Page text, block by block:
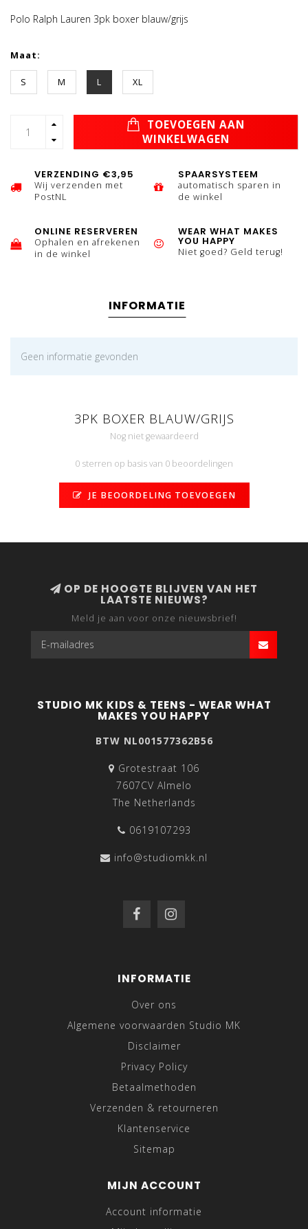
Polo Ralph Lauren 3pk boxer blauw/grijs
Maat:
S M L XL
TOEVOEGEN AAN
WINKELWAGEN
VERZENDING €3,95
Wij verzenden met
PostNL
SPAARSYSTEEM
automatisch sparen in
de winkel
ONLINE RESERVEREN
Ophalen en afrekenen
in de winkel
WEAR WHAT MAKES
YOU HAPPY
Niet goed? Geld terug!
INFORMATIE
Geen informatie gevonden
3PK BOXER BLAUW/GRIJS
Nog niet gewaardeerd
0 sterren op basis van 0 beoordelingen
JE BEOORDELING TOEVOEGEN
OP DE HOOGTE BLIJVEN VAN HET
LAATSTE NIEUWS?
Meld je aan voor onze nieuwsbrief!
STUDIO MK KIDS & TEENS - WEAR WHAT
MAKES YOU HAPPY
BTW NL001577362B56
Grotestraat 106
7607CV Almelo
The Netherlands
0619107293
info@studiomkk.nl
INFORMATIE
Over ons
Algemene voorwaarden Studio MK
Disclaimer
Privacy Policy
Betaalmethoden
Verzenden & retourneren
Klantenservice
Sitemap
MIJN ACCOUNT
Account informatie